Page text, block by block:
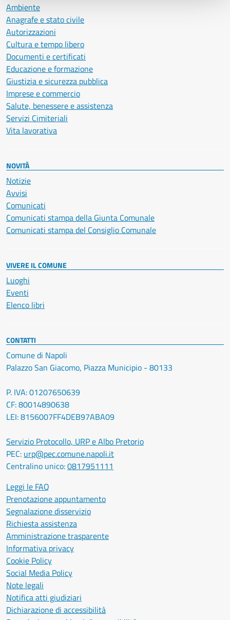
Ambiente
Anagrafe e stato civile
Autorizzazioni
Cultura e tempo libero
Documenti e certificati
Educazione e formazione
Giustizia e sicurezza pubblica
Imprese e commercio
Salute, benessere e assistenza
Servizi Cimiteriali
Vita lavorativa
NOVITÀ
Notizie
Avvisi
Comunicati
Comunicati stampa della Giunta Comunale
Comunicati stampa del Consiglio Comunale
VIVERE IL COMUNE
Luoghi
Eventi
Elenco libri
CONTATTI
Comune di Napoli
Palazzo San Giacomo, Piazza Municipio - 80133
P. IVA: 01207650639
CF: 80014890638
LEI: 8156007FF4DEB97ABA09
Servizio Protocollo, URP e Albo Pretorio
PEC: urp@pec.comune.napoli.it
Centralino unico:0817951111
Leggi le FAQ
Prenotazione appuntamento
Segnalazione disservizio
Richiesta assistenza
Amministrazione trasparente
Informativa privacy
Cookie Policy
Social Media Policy
Note legali
Notifica atti giudiziari
Dichiarazione di accessibilità